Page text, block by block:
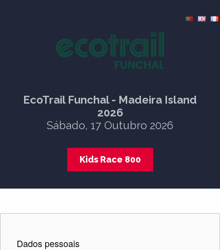
EcoTrail Funchal - Madeira Island
2026
Sábado, 17 Outubro 2026
Kids Race 800
Dados pessoais